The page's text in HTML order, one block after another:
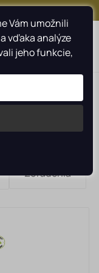
0
Zoradenia
Vám umožnili
vďaka analýze
jeho funkcie,